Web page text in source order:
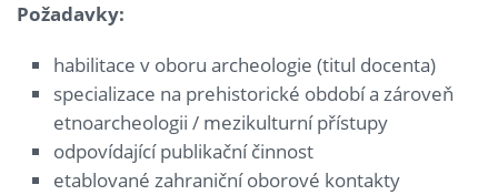
Požadavky:
habilitace v oboru archeologie (titul docenta)
specializace na prehistorické období a zároveň
etnoarcheologii / mezikulturní přístupy
odpovídající publikační činnost
etablované zahraniční oborové kontakty